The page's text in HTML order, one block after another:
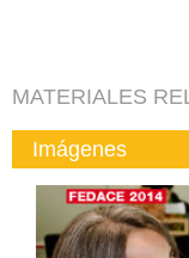
MATERIALES
Imágenes